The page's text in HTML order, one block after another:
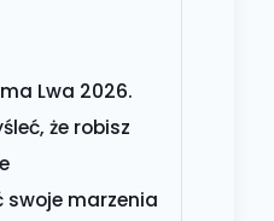
Lwa 2026.
że robisz
marzenia